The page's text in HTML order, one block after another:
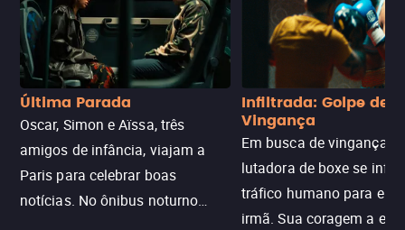
Última Parada
Oscar, Simon e Aïssa, três
amigos de infância, viajam a
Paris para celebrar boas
notícias. No ônibus noturno
Infiltrada: Golpe de
Vingança
Em busca de vingança,
lutadora de boxe se
tráfico humano para
irmã. Sua coragem a